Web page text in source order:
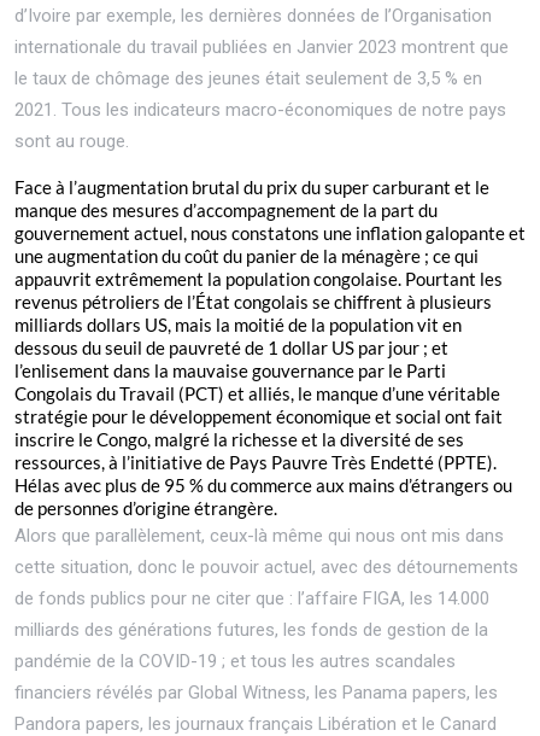
d’Ivoire par exemple, les dernières données de l’Organisation
internationale du travail publiées en Janvier 2023 montrent que
le taux de chômage des jeunes était seulement de 3,5 % en
2021. Tous les indicateurs macro-économiques de notre pays
sont au rouge.
Face à l’augmentation brutal du prix du super carburant et le
manque des mesures d’accompagnement de la part du
gouvernement actuel, nous constatons une inflation galopante et
une augmentation du coût du panier de la ménagère ; ce qui
appauvrit extrêmement la population congolaise. Pourtant les
revenus pétroliers de l’État congolais se chiffrent à plusieurs
milliards dollars US, mais la moitié de la population vit en
dessous du seuil de pauvreté de 1 dollar US par jour ; et
l’enlisement dans la mauvaise gouvernance par le Parti
Congolais du Travail (PCT) et alliés, le manque d’une véritable
stratégie pour le développement économique et social ont fait
inscrire le Congo, malgré la richesse et la diversité de ses
ressources, à l’initiative de Pays Pauvre Très Endetté (PPTE).
Hélas avec plus de 95 % du commerce aux mains d’étrangers ou
de personnes d’origine étrangère.
Alors que parallèlement, ceux-là même qui nous ont mis dans
cette situation, donc le pouvoir actuel, avec des détournements
de fonds publics pour ne citer que : l’affaire FIGA, les 14.000
milliards des générations futures, les fonds de gestion de la
pandémie de la COVID-19 ; et tous les autres scandales
financiers révélés par Global Witness, les Panama papers, les
Pandora papers, les journaux français Libération et le Canard